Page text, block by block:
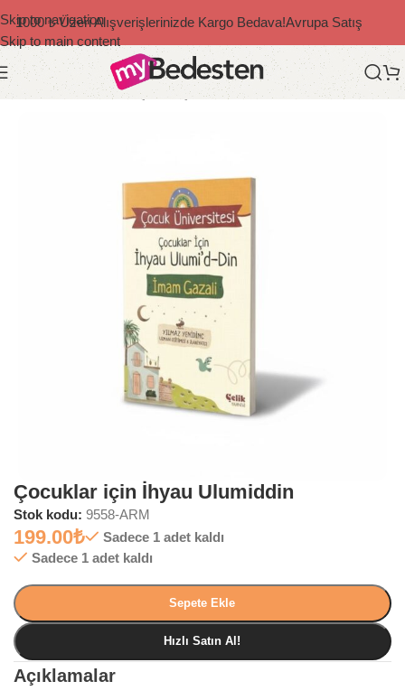
Skip to navigation
Skip to main content
1000 ₺ Üzeri Alışverişlerinizde Kargo Bedava!Avrupa Satış
Ana Sayfa Bedesten Çocuk Çocuk Kitapları
Çocuklar için İhyau Ulumiddin
Stok kodu: 9558-ARM
199.00₺
Sadece 1 adet kaldı
Sadece 1 adet kaldı
Sepete Ekle
Hızlı Satın Al!
Açıklamalar